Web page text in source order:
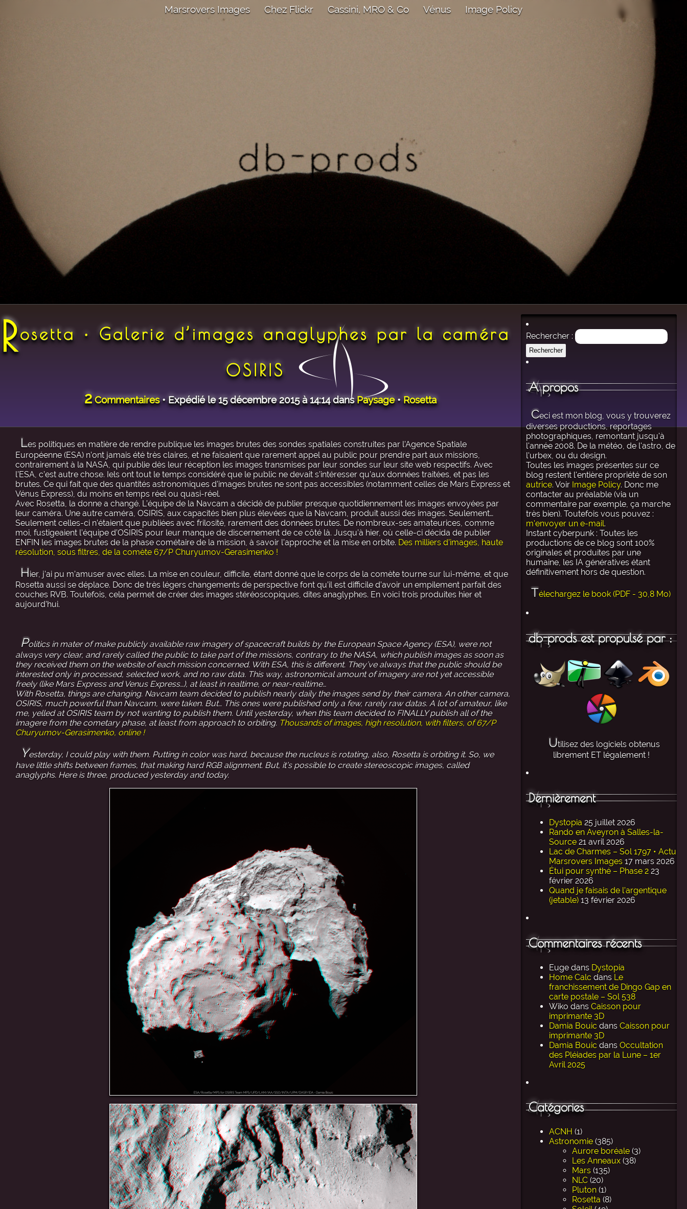
Marsrovers Images Chez Flickr Cassini, MRO & Co Vénus Image Policy
Rechercher :
A propos
Ceci est mon blog, vous y trouverez
diverses productions, reportages
photographiques, remontant jusqu'à
l'année 2008. De la météo, de l'astro, de
l'urbex, ou du design.
Toutes les images présentes sur ce
blog restent l'entière propriété de son
autrice. Voir Image Policy. Donc me
contacter au préalable (via un
commentaire par exemple, ça marche
très bien). Toutefois vous pouvez :
m'envoyer un e-mail.
Instant cyberpunk : Toutes les
productions de ce blog sont 100%
originales et produites par une
humaine, les IA génératives étant
définitivement hors de question.
Télechargez le book (PDF - 30,8 Mo)
db-prods est propulsé par :
Utilisez des logiciels obtenus
librement ET légalement !
Dernièrement
Dystopia 25 juillet 2026
Rando en Aveyron à Salles-la-
Source 21 avril 2026
Lac de Charmes – Sol 1797 • Actu
Marsrovers Images 17 mars 2026
Étui pour synthé – Phase 2 23
février 2026
Quand je faisais de l’argentique
(jetable) 13 février 2026
Commentaires récents
Euge dans Dystopia
Home Calc dans Le
franchissement de Dingo Gap en
carte postale – Sol 538
Wiko dans Caisson pour
imprimante 3D
Damia Bouic dans Caisson pour
imprimante 3D
Damia Bouic dans Occultation
des Pléiades par la Lune – 1er
Avril 2025
Catégories
ACNH (1)
Astronomie (385)
Aurore boréale (3)
Les Anneaux (38)
Mars (135)
NLC (20)
Pluton (1)
Rosetta (8)
Rosetta • Galerie d’images anaglyphes par la caméra
OSIRIS
2Commentaires• Expédié le 15 décembre 2015 à 14:14 dansPaysage•Rosetta
Les politiques en matière de rendre publique les images brutes des sondes spatiales construites par l’Agence Spatiale
Européenne (ESA) n’ont jamais été très claires, et ne faisaient que rarement appel au public pour prendre part aux missions,
contrairement à la NASA, qui publie dès leur réception les images transmises par leur sondes sur leur site web respectifs. Avec
l’ESA, c’est autre chose. Iels ont tout le temps considéré que le public ne devait s’intéresser qu’aux données traitées, et pas les
brutes. Ce qui fait que des quantités astronomiques d’images brutes ne sont pas accessibles (notamment celles de Mars Express et
Vénus Express), du moins en temps réel ou quasi-réel.
Avec Rosetta, la donne a changé. L’équipe de la Navcam a décidé de publier presque quotidiennement les images envoyées par
leur caméra. Une autre caméra, OSIRIS, aux capacités bien plus élevées que la Navcam, produit aussi des images. Seulement…
Seulement celles-ci n’étaient que publiées avec frilosité, rarement des données brutes. De nombreux-ses amateurices, comme
moi, fustigeaient l’équipe d’OSIRIS pour leur manque de discernement de ce côté là. Jusqu’à hier, où celle-ci décida de publier
ENFIN les images brutes de la phase cométaire de la mission, à savoir l’approche et la mise en orbite. Des milliers d’images, haute
résolution, sous filtres, de la comète 67/P Churyumov-Gerasimenko !
Hier, j’ai pu m’amuser avec elles. La mise en couleur, difficile, étant donné que le corps de la comète tourne sur lui-même, et que
Rosetta aussi se déplace. Donc de très légers changements de perspective font qu’il est difficile d’avoir un empilement parfait des
couches RVB. Toutefois, cela permet de créer des images stéréoscopiques, dites anaglyphes. En voici trois produites hier et
aujourd’hui.
Politics in mater of make publicly available raw imagery of spacecraft builds by the European Space Agency (ESA), were not
always very clear, and rarely called the public to take part of the missions, contrary to the NASA, which publish images as soon as
they received them on the website of each mission concerned. With ESA, this is different. They’ve always that the public should be
interested only in processed, selected work, and no raw data. This way, astronomical amount of imagery are not yet accessible
freely (like Mars Express and Venus Express…), at least in realtime, or near-realtime…
With Rosetta, things are changing. Navcam team decided to publish nearly daily the images send by their camera. An other camera,
OSIRIS, much powerful than Navcam, were taken. But… This ones were published only a few, rarely raw datas. A lot of amateur, like
me, yelled at OSIRIS team by not wanting to publish them. Until yesterday, when this team decided to FINALLY publish all of the
imagere from the cometary phase, at least from approach to orbiting. Thousands of images, high resolution, with filters, of 67/P
Churyumov-Gerasimenko, online !
Yesterday, I could play with them. Putting in color was hard, because the nucleus is rotating, also, Rosetta is orbiting it. So, we
have little shifts between frames, that making hard RGB alignment. But, it’s possible to create stereoscopic images, called
anaglyphs. Here is three, produced yesterday and today.